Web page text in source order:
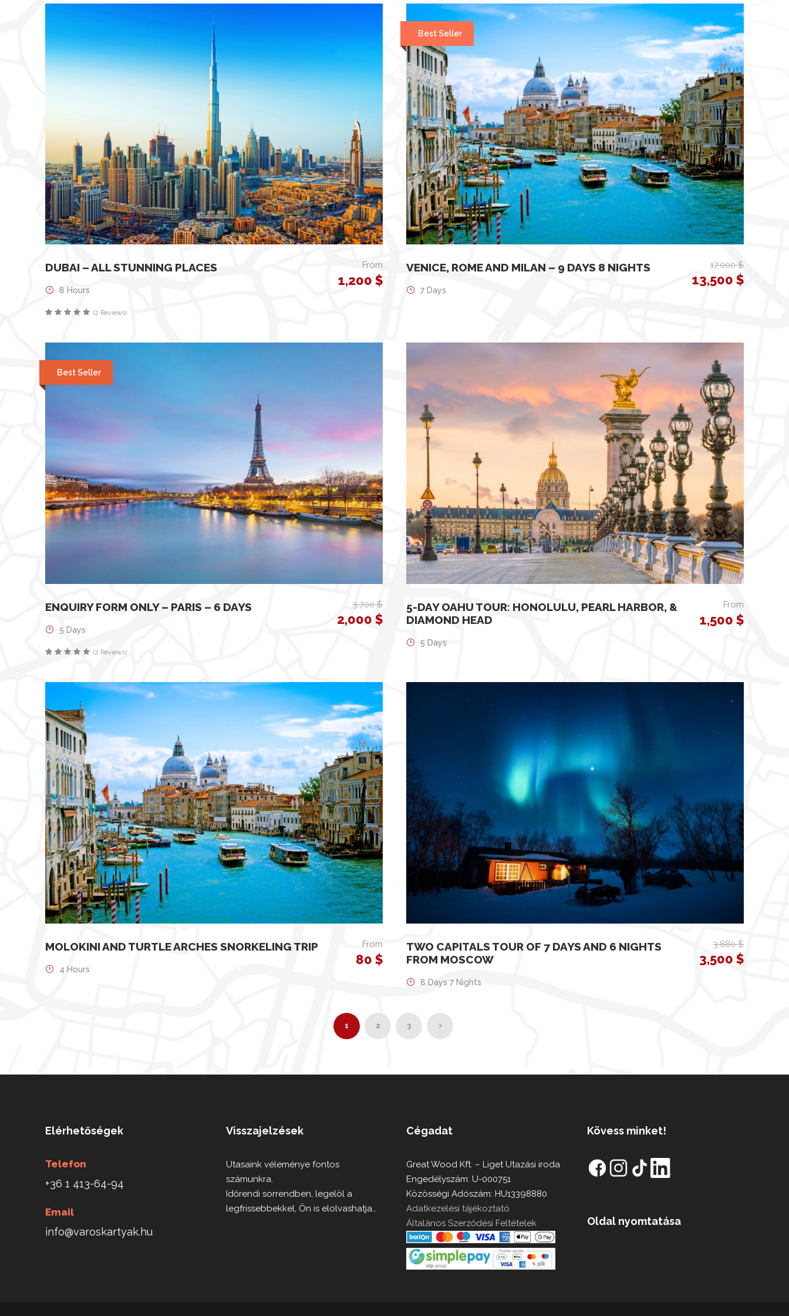
DUBAI – ALL STUNNING PLACES From
1,200 $
8 Hours
(2 Reviews)
Best Seller
VENICE, ROME AND MILAN – 9 DAYS 8 NIGHTS 17,000 $
13,500 $
7 Days
Best Seller
ENQUIRY FORM ONLY – PARIS – 6 DAYS 3,700 $
2,000 $
5 Days
(2 Reviews)
5-DAY OAHU TOUR: HONOLULU, PEARL HARBOR, &
DIAMOND HEAD
From
1,500 $
5 Days
MOLOKINI AND TURTLE ARCHES SNORKELING TRIP From
80 $
4 Hours
TWO CAPITALS TOUR OF 7 DAYS AND 6 NIGHTS
FROM MOSCOW
3,880 $
3,500 $
8 Days 7 Nights
1 2 3
Elérhetőségek
Telefon
+36 1 413-64-94
Email
info@varoskartyak.hu
Visszajelzések
Utasaink véleménye fontos
számunkra.
Időrendi sorrendben, legelöl a
legfrissebbekkel, Ön is elolvashatja…
Cégadat
Great Wood Kft. – Liget Utazási iroda
Engedélyszám: U-000751
Közösségi Adószám: HU13398880
Adatkezelési tájékoztató
Általános Szerződési Feltételek
Kövess minket!
Oldal nyomtatása